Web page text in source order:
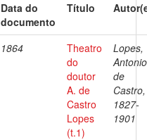
Data do
documento
Título
1864
Theatro
do
doutor
A. de
Castro
Lopes
(t.1)
Lopes,
Antonio
de
Castro,
1827-
1901